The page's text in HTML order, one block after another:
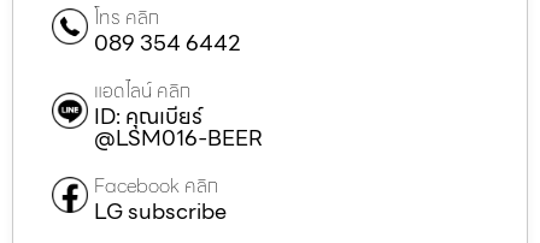
โทร คลิก
089 354 6442
แอดไลน์ คลิก
ID: คุณเบียร์
@LSM016-BEER
Facebook คลิก
LG subscribe